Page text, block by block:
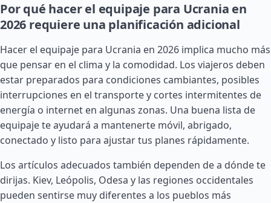
Por qué hacer el equipaje para Ucrania en
2026 requiere una planificación adicional
Hacer el equipaje para Ucrania en 2026 implica mucho más
que pensar en el clima y la comodidad. Los viajeros deben
estar preparados para condiciones cambiantes, posibles
interrupciones en el transporte y cortes intermitentes de
energía o internet en algunas zonas. Una buena lista de
equipaje te ayudará a mantenerte móvil, abrigado,
conectado y listo para ajustar tus planes rápidamente.
Los artículos adecuados también dependen de a dónde te
dirijas. Kiev, Leópolis, Odesa y las regiones occidentales
pueden sentirse muy diferentes a los pueblos más